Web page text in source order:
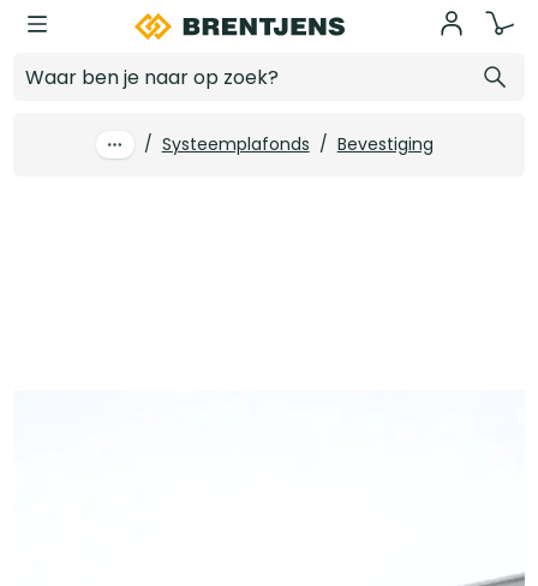
Ga naar hoofdinhoud
/ Systeemplafonds / Bevestiging
Log in voor prijzen